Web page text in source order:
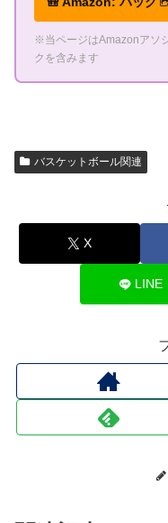
※当ページはAmazonアソ
クを含みます
バスケットボール関連
X
LINE